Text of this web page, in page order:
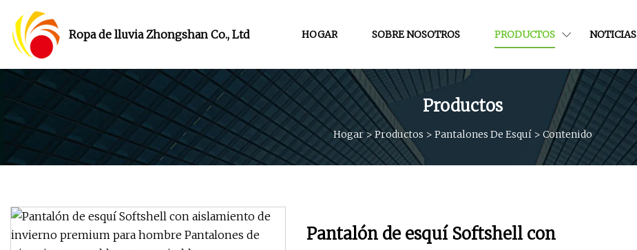
Ropa de lluvia Zhongshan Co., Ltd HOGAR SOBRE NOSOTROS PRODUCTOS NOTICIAS
Productos
Hogar>Productos > Pantalones De Esquí > Contenido
Pantalón de esquí Softshell con